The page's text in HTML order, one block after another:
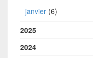
janvier (6)
2025
2024